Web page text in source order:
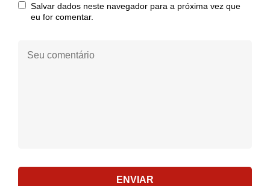
Salvar dados neste navegador para a próxima vez que
eu for comentar.
comentário:
ENVIAR